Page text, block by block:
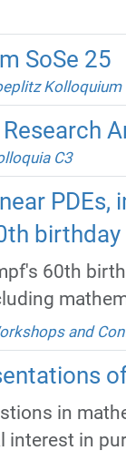
SoSe 25
Kolloquium
C3
birthday
60th
and
in
interest in